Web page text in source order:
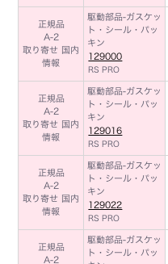
正規品
A-2
取り寄せ 国内
情報
駆動部品-ガスケッ
ト・シール・パッ
キン
129000
RS PRO
正規品
A-2
取り寄せ 国内
情報
駆動部品-ガスケッ
ト・シール・パッ
キン
129016
RS PRO
正規品
A-2
取り寄せ 国内
情報
駆動部品-ガスケッ
ト・シール・パッ
キン
129022
RS PRO
正規品
A-2
駆動部品-ガスケッ
ト・シール・パッ